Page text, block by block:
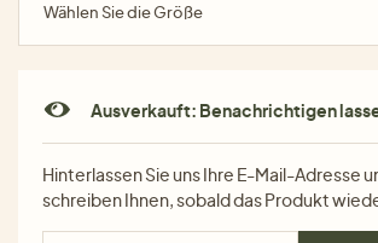
Wählen Sie die Größe
Ausverkauft: Benachrichtigen
Hinterlassen Sie uns Ihre E-Mail-Adresse
schreiben Ihnen, sobald das Produkt